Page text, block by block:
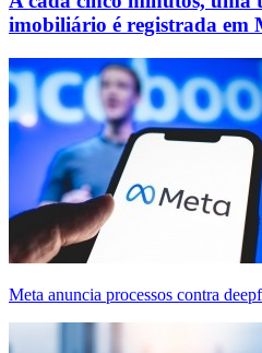
imobiliário é registrada em
Meta anuncia processos contra